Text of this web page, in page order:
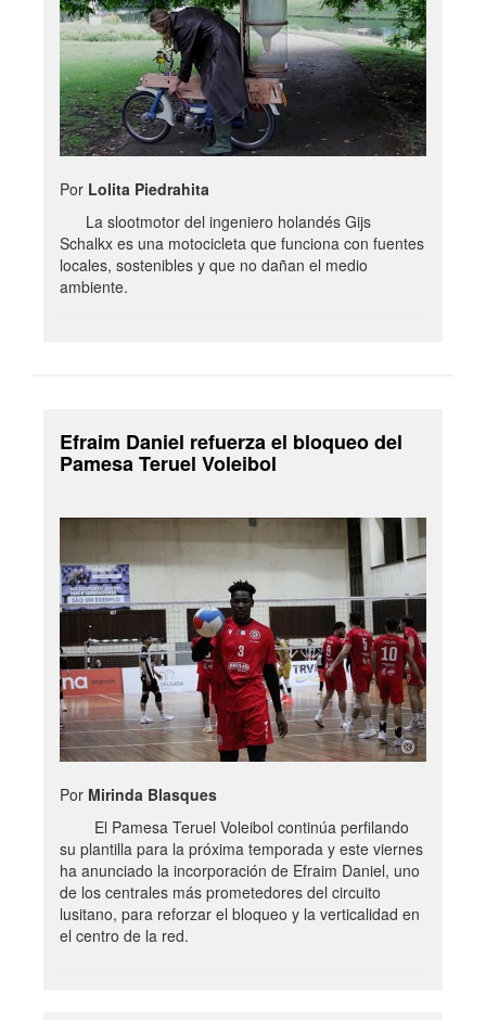
Por Lolita Piedrahita
La slootmotor del ingeniero holandés Gijs
Schalkx es una motocicleta que funciona con fuentes
locales, sostenibles y que no dañan el medio
ambiente.
Efraim Daniel refuerza el bloqueo del
Pamesa Teruel Voleibol
Por Mirinda Blasques
El Pamesa Teruel Voleibol continúa perfilando
su plantilla para la próxima temporada y este viernes
ha anunciado la incorporación de Efraim Daniel, uno
de los centrales más prometedores del circuito
lusitano, para reforzar el bloqueo y la verticalidad en
el centro de la red.